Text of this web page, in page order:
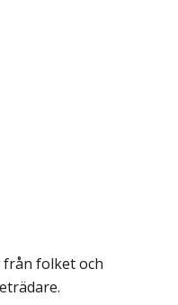
folket och